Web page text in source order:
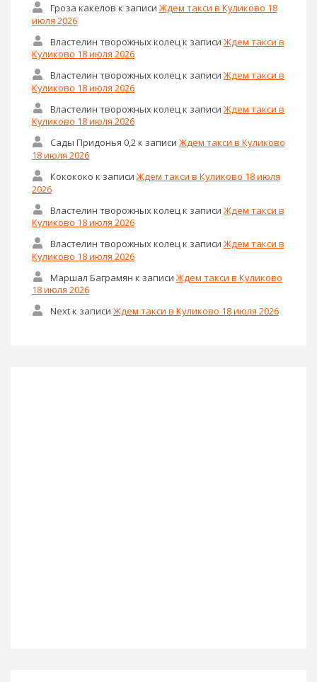
Гроза какелов к записи Ждем такси в Куликово 18
июля 2026
Властелин творожных колец к записи Ждем такси в
Куликово 18 июля 2026
Властелин творожных колецк записи Ждем такси в
Куликово 18 июля 2026
Властелин творожных колец к записи Ждем такси в
Куликово 18 июля 2026
Сады Придонья 0,2к записи Ждем такси в Куликово
18 июля 2026
Кокококо к записи Ждем такси в Куликово 18 июля
2026
Властелин творожных колец к записи Ждем такси в
Куликово 18 июля 2026
Властелин творожных колецк записи Ждем такси в
Куликово 18 июля 2026
Маршал Баграмян к записи Ждем такси в Куликово
18 июля 2026
Nextк записи Ждем такси в Куликово 18 июля 2026